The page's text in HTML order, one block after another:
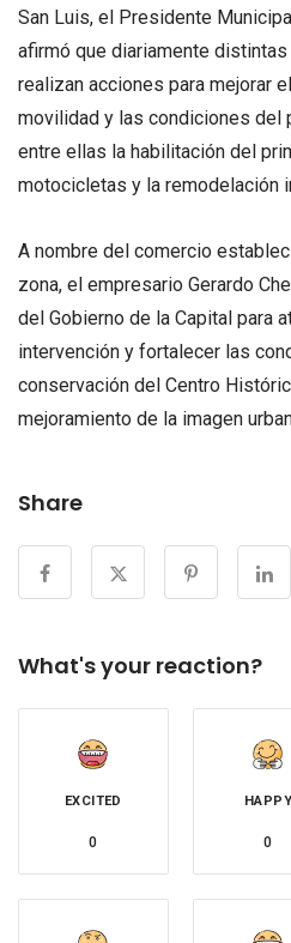
San Luis, el Presidente
afirmó que diariamente
realizan acciones para mejorar
movilidad y las condiciones del
entre ellas la habilitación del
motocicletas y la remodelación
A nombre del comercio
zona, el empresario Gerardo
del Gobierno de la Capital para
intervención y fortalecer las
conservación del Centro
mejoramiento de la imagen
Share
What's your reaction?
EXCITED
0
HAPPY
0